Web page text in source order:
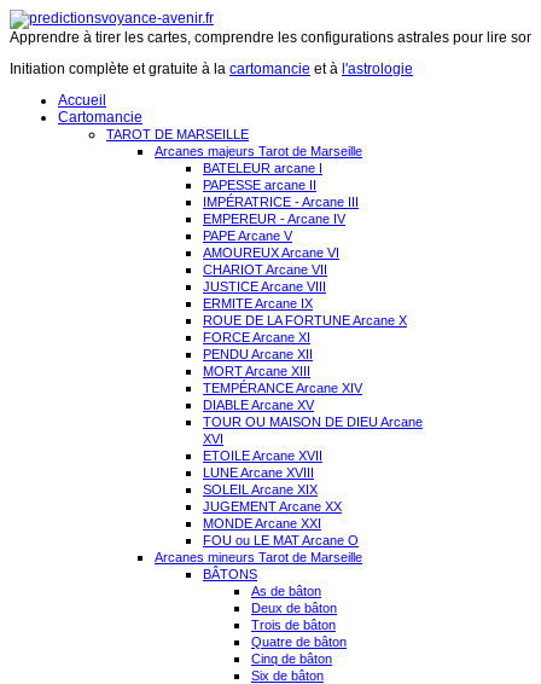
Apprendre à tirer les cartes, comprendre les configurations astrales pour lire
Initiation complète et gratuite à la cartomancie et à l'astrologie
Accueil
Cartomancie
TAROT DE MARSEILLE
Arcanes majeurs Tarot de Marseille
BATELEUR arcane I
PAPESSE arcane II
IMPÉRATRICE - Arcane III
EMPEREUR - Arcane IV
PAPE Arcane V
AMOUREUX Arcane VI
CHARIOT Arcane VII
JUSTICE Arcane VIII
ERMITE Arcane IX
ROUE DE LA FORTUNE Arcane X
FORCE Arcane XI
PENDU Arcane XII
MORT Arcane XIII
TEMPÉRANCE Arcane XIV
DIABLE Arcane XV
TOUR OU MAISON DE DIEU Arcane
XVI
ETOILE Arcane XVII
LUNE Arcane XVIII
SOLEIL Arcane XIX
JUGEMENT Arcane XX
MONDE Arcane XXI
FOU ou LE MAT Arcane O
Arcanes mineurs Tarot de Marseille
BÂTONS
As de bâton
Deux de bâton
Trois de bâton
Quatre de bâton
Cinq de bâton
Six de bâton